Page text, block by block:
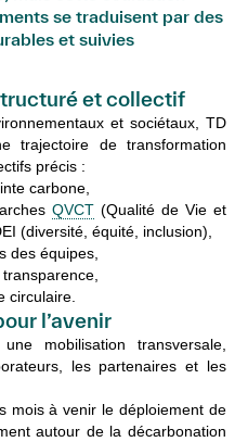
se traduisent par des
et suivies
et collectif
et sociétaux, TD
trajectoire de transformation
précis :
carbone,
QVCT (Qualité de Vie et
(diversité, équité, inclusion),
des équipes,
circulaire.
l’avenir
mobilisation transversale,
les partenaires et les
mois à venir le déploiement de
autour de la décarbonation